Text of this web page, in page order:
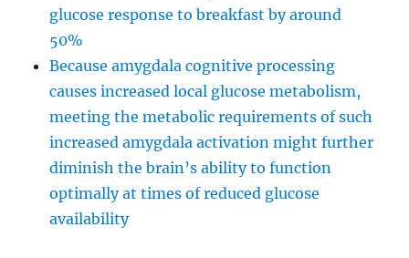
glucose response to breakfast by around
50%
Because amygdala cognitive processing
causes increased local glucose metabolism,
meeting the metabolic requirements of such
increased amygdala activation might further
diminish the brain’s ability to function
optimally at times of reduced glucose
availability